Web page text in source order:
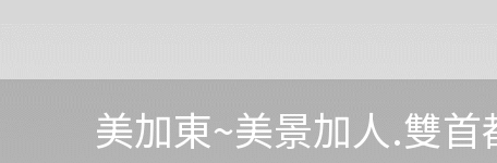
美加東~美景加人.雙